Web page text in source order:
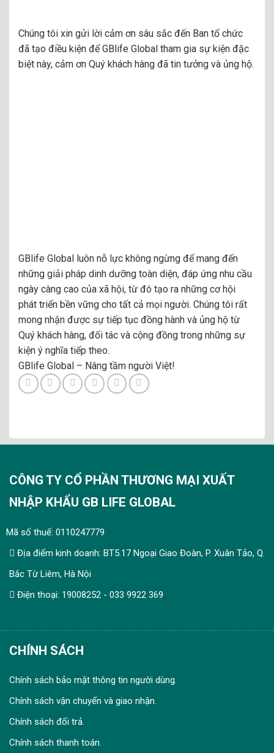
Chúng tôi xin gửi lời cảm ơn sâu sắc đến Ban tổ chức
đã tạo điều kiện để GBlife Global tham gia sự kiện đặc
biệt này, cảm ơn Quý khách hàng đã tin tưởng và ủng hộ.
GBlife Global luôn nỗ lực không ngừng để mang đến
những giải pháp dinh dưỡng toàn diện, đáp ứng nhu cầu
ngày càng cao của xã hội, từ đó tạo ra những cơ hội
phát triển bền vững cho tất cả mọi người. Chúng tôi rất
mong nhận được sự tiếp tục đồng hành và ủng hộ từ
Quý khách hàng, đối tác và cộng đồng trong những sự
kiện ý nghĩa tiếp theo.
GBlife Global – Nâng tầm người Việt!
CÔNG TY CỔ PHẦN THƯƠNG MẠI XUẤT
NHẬP KHẨU GB LIFE GLOBAL
Mã số thuế: 0110247779
Địa điểm kinh doanh: BT5.17 Ngoại Giao Đoàn, P. Xuân Tảo, Q.
Bắc Từ Liêm, Hà Nội
Điện thoại: 19008252 - 033 9922 369
CHÍNH SÁCH
Chính sách bảo mật thông tin người dùng.
Chính sách vận chuyển và giao nhận.
Chính sách đổi trả.
Chính sách thanh toán.